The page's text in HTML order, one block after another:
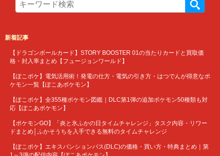
新着記事
【ドラゴンボールカード】STORY BOOSTER 01の当たりカードと買取価
格・封入率まとめ【フュージョンワールド】
【ぽこポケ】電気活用術！発電の仕方・電気の引き方・はつでんが得意なポ
ケモン一覧【ぽこあポケモン】
【ぽこポケ】全355種ポケモン図鑑｜DLC第1弾の追加ポケモン50種類も対
応【ぽこあポケモン】
【ポケモンGO】「炎と氷ふかの日タイムチャレンジ」タスク内容・リワー
ドまとめ│ふかそうちを入手できる無料のタイムチャレンジ
【ぽこポケ】エキスパンションパス(DLC)の価格・買い方・特典まとめ｜第